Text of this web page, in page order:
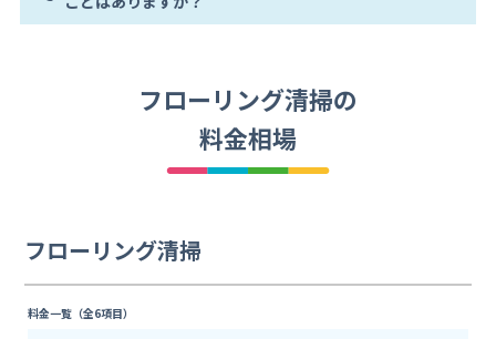
フローリング清掃の
料金相場
フローリング清掃
料金一覧（全6項目）